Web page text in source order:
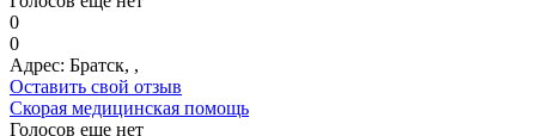
0
0
Адрес: Братск, ,
Оставить свой отзыв
Скорая медицинская помощь
Голосов еще нет